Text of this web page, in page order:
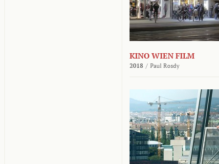
KINO WIEN FILM
2018 / Paul Rosdy